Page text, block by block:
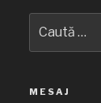
după:
MESAJ